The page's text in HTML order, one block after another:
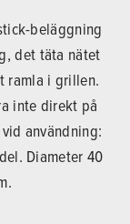
beläggning
det täta nätet
ramla i grillen.
inte direkt på
användning:
Diameter 40